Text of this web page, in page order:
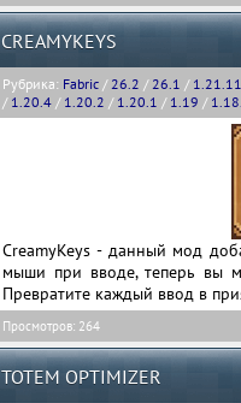
CREAMYKEYS
Рубрика: Fabric /26.2 /26.1 / 1.21.11
/ 1.20.4 / 1.20.2 / 1.20.1 / 1.19 /
CreamyKeys - данный мод
мыши при вводе, теперь вы
Превратите каждый ввод в
Просмотров: 264
TOTEM OPTIMIZER